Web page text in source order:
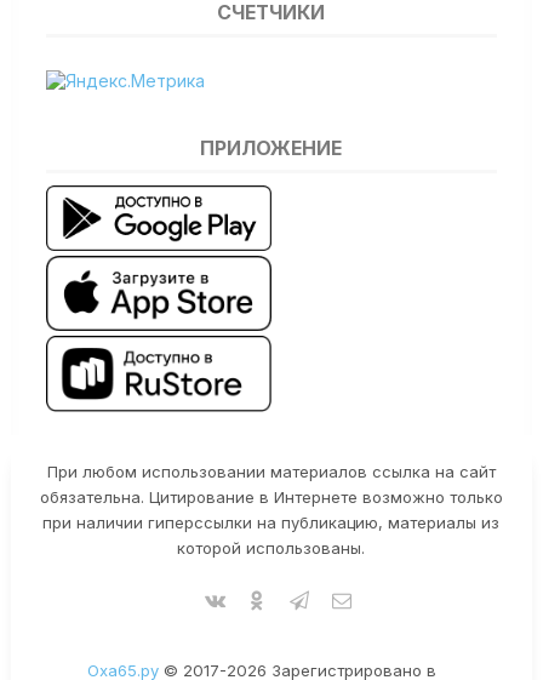
СЧЕТЧИКИ
ПРИЛОЖЕНИЕ
При любом использовании материалов ссылка на сайт
обязательна. Цитирование в Интернете возможно только
при наличии гиперссылки на публикацию, материалы из
которой использованы.
Оха65.ру© 2017-2026 Зарегистрировано в